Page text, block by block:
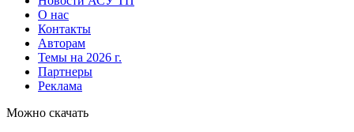
О нас
Контакты
Авторам
Темы на 2026 г.
Партнеры
Реклама
Можно скачать